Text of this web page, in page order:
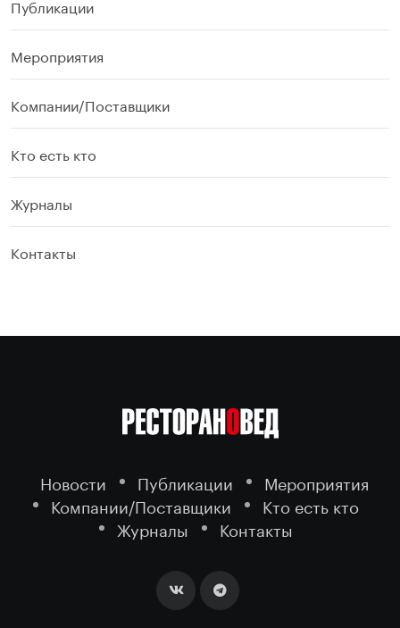
Публикации
Мероприятия
Компании/Поставщики
Кто есть кто
Журналы
Контакты
Новости Публикации
Мероприятия
Компании/Поставщики
Кто есть кто
Журналы
Контакты